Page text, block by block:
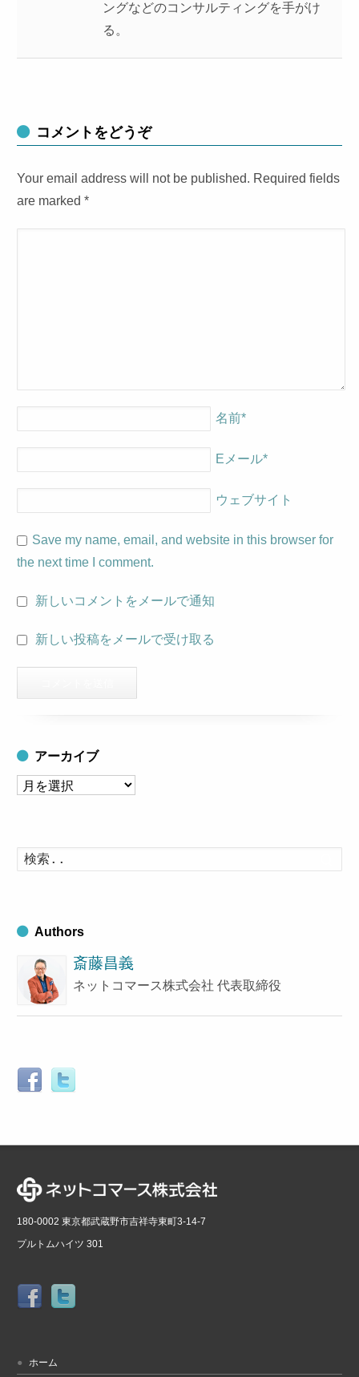
ングなどのコンサルティングを手がけ
る。
コメントをどうぞ
Your email address will not be published. Required fields
are marked*
名前*
Eメール*
ウェブサイト
Save my name, email, and website in this browser for
the next time I comment.
新しいコメントをメールで通知
新しい投稿をメールで受け取る
アーカイブ
ア
イ
ブ
索
Authors
斎藤昌義
ネットコマース株式会社 代表取締役
180-0002 東京都武蔵野市吉祥寺東町3-14-7
プルトムハイツ 301
ホーム